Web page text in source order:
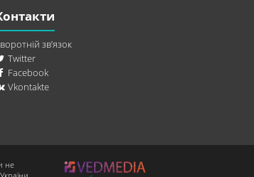
зв’язок
Twitter
Facebook
Vkontakte
не